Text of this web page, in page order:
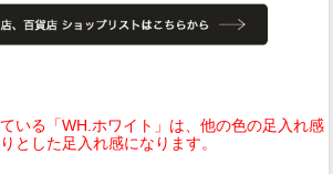
いる「WH.ホワイト」は、他の色の足入れ感
とした足入れ感になります。